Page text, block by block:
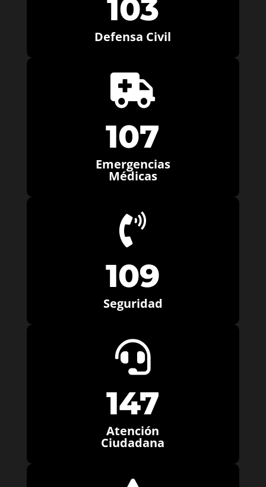
103
Defensa Civil

107
Emergencias
Médicas

109
Seguridad

147
Atención
Ciudadana